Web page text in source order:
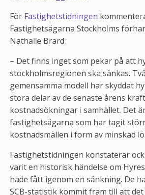
För Fastighetstidningen
Fastighetsägarna Stockholms
Nathalie Brard:
– Det finns inget som pekar på att
stockholmsregionen ska sänkas.
gemensamma modell har skyddat
stora delar av de senaste årens
kostnadsökningar i samhället. Det
fastighetsägarna som har tagit
kostnadsmällen i form av minskad
Fastighetstidningen konstaterar
varit en historisk händelse om
hade fått igenom en sänkning. De
SCB-statistik kommit fram till att